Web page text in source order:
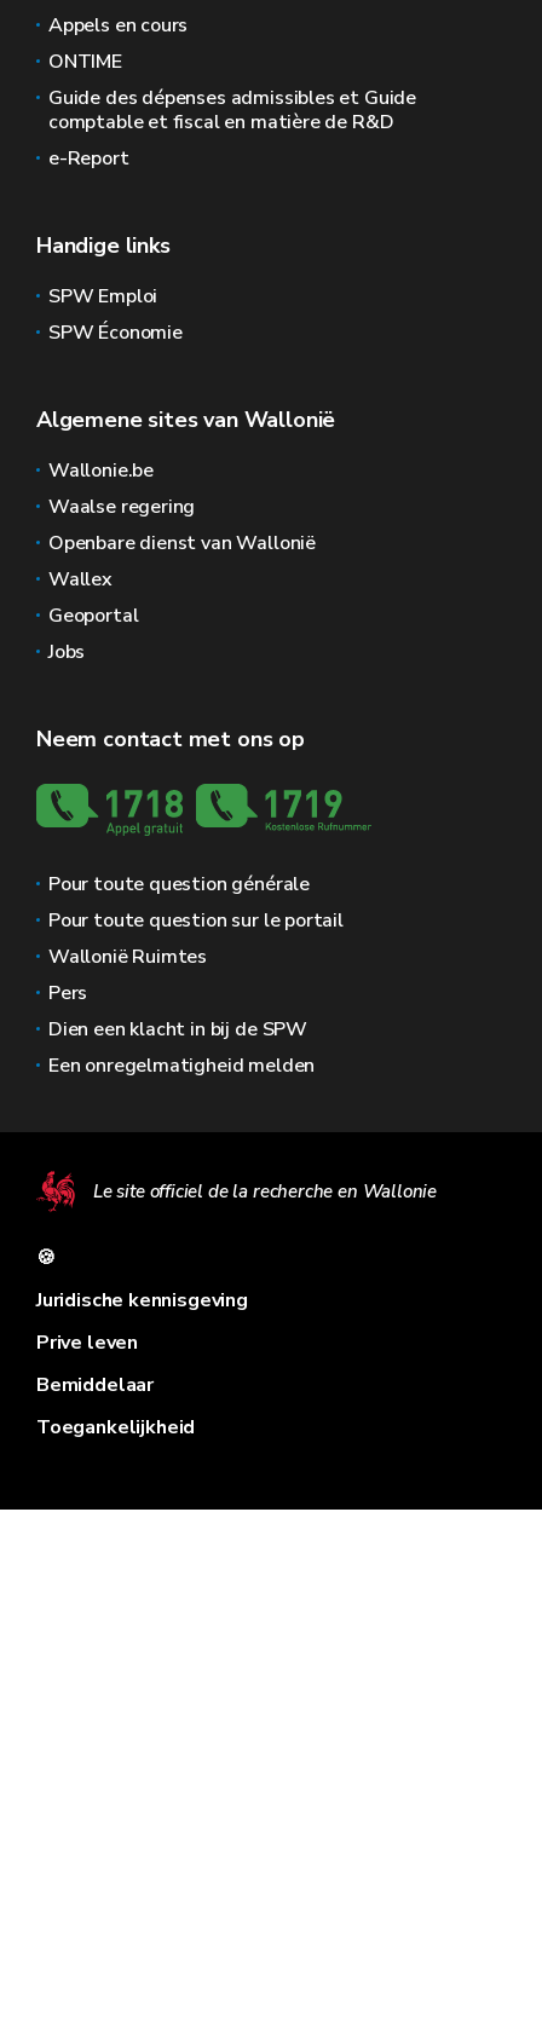
Appels en cours
ONTIME
Guide des dépenses admissibles et Guide
comptable et fiscal en matière de R&D
e-Report
Handige links
SPW Emploi
SPW Économie
Algemene sites van Wallonië
Wallonie.be
Waalse regering
Openbare dienst van Wallonië
Wallex
Geoportal
Jobs
Neem contact met ons op
Pour toute question générale
Pour toute question sur le portail
Wallonië Ruimtes
Pers
Dien een klacht in bij de SPW
Een onregelmatigheid melden
Le site officiel de la recherche en Wallonie
🍪
Juridische kennisgeving
Prive leven
Bemiddelaar
Toegankelijkheid